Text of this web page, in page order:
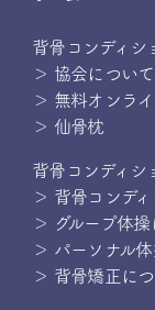
背骨コンディシ
＞ 協会について
＞ 無料オンラ
＞ 仙骨枕
背骨コンディシ
＞ 背骨コンデ
＞ グループ体
＞ パーソナル
＞ 背骨矯正に